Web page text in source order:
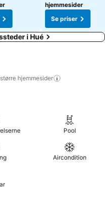
hjemmesider
Se priser
i Hué
hjemmesider
Pool
Aircondition